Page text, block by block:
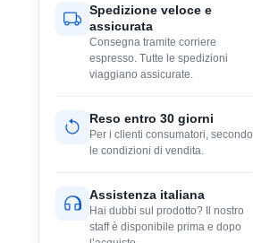
Spedizione veloce e
assicurata
Consegna tramite corriere
espresso. Tutte le spedizioni
viaggiano assicurate.
Reso entro 30 giorni
Per i clienti consumatori, secondo
le condizioni di vendita.
Assistenza italiana
Hai dubbi sul prodotto? Il nostro
staff è disponibile prima e dopo